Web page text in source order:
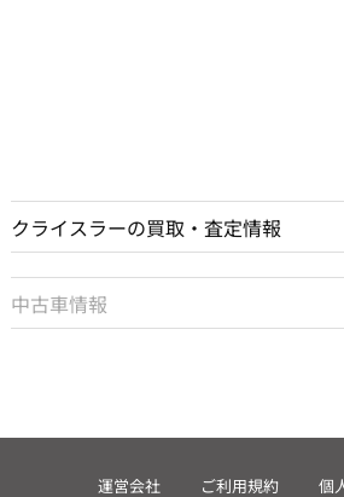
クライスラーの買取・査定情報
中古車情報
運営会社 ご利用規約 個